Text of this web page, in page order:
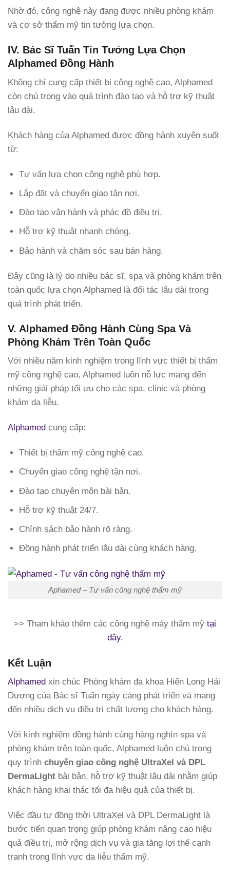
Nhờ đó, công nghệ này đang được nhiều phòng khám
và cơ sở thẩm mỹ tin tưởng lựa chọn.
IV. Bác Sĩ Tuấn Tin Tưởng Lựa Chọn
Alphamed Đồng Hành
Không chỉ cung cấp thiết bị công nghệ cao, Alphamed
còn chú trọng vào quá trình đào tạo và hỗ trợ kỹ thuật
lâu dài.
Khách hàng của Alphamed được đồng hành xuyên suốt
từ:
Tư vấn lựa chọn công nghệ phù hợp.
Lắp đặt và chuyển giao tận nơi.
Đào tạo vận hành và phác đồ điều trị.
Hỗ trợ kỹ thuật nhanh chóng.
Bảo hành và chăm sóc sau bán hàng.
Đây cũng là lý do nhiều bác sĩ, spa và phòng khám trên
toàn quốc lựa chọn Alphamed là đối tác lâu dài trong
quá trình phát triển.
V. Alphamed Đồng Hành Cùng Spa Và
Phòng Khám Trên Toàn Quốc
Với nhiều năm kinh nghiệm trong lĩnh vực thiết bị thẩm
mỹ công nghệ cao, Alphamed luôn nỗ lực mang đến
những giải pháp tối ưu cho các spa, clinic và phòng
khám da liễu.
Alphamed cung cấp:
Thiết bị thẩm mỹ công nghệ cao.
Chuyển giao công nghệ tận nơi.
Đào tạo chuyên môn bài bản.
Hỗ trợ kỹ thuật 24/7.
Chính sách bảo hành rõ ràng.
Đồng hành phát triển lâu dài cùng khách hàng.
Aphamed – Tư vấn công nghệ thẩm mỹ
>> Tham khảo thêm các công nghệ máy thẩm mỹ tại
đây.
Kết Luận
Alphamed xin chúc Phòng khám đa khoa Hiển Long Hải
Dương của Bác sĩ Tuấn ngày càng phát triển và mang
đến nhiều dịch vụ điều trị chất lượng cho khách hàng.
Với kinh nghiệm đồng hành cùng hàng nghìn spa và
phòng khám trên toàn quốc, Alphamed luôn chú trọng
quy trình chuyển giao công nghệ UltraXel và DPL
DermaLight bài bản, hỗ trợ kỹ thuật lâu dài nhằm giúp
khách hàng khai thác tối đa hiệu quả của thiết bị.
Việc đầu tư đồng thời UltraXel và DPL DermaLight là
bước tiến quan trọng giúp phòng khám nâng cao hiệu
quả điều trị, mở rộng dịch vụ và gia tăng lợi thế cạnh
tranh trong lĩnh vực da liễu thẩm mỹ.